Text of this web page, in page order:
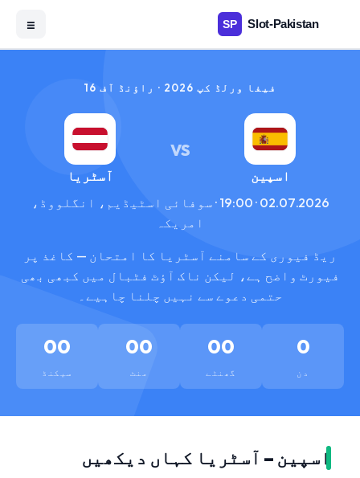
☰
فیفا ورلڈ کپ 2026 · راؤنڈ آف 16
اسپین
VS
آسٹریا
02.07.2026 · 19:00 · سوفائی اسٹیڈیم، انگلووڈ،
امریکہ
ریڈ فیوری کے سامنے آسٹریا کا امتحان — کاغذ پر
فیورٹ واضح ہے، لیکن ناک آؤٹ فٹبال میں کبھی بھی
حتمی دعوے سے نہیں چلنا چاہیے۔
0
دن
00
گھنٹے
00
منٹ
00
سیکنڈ
اسپین – آسٹریا کہاں دیکھیں